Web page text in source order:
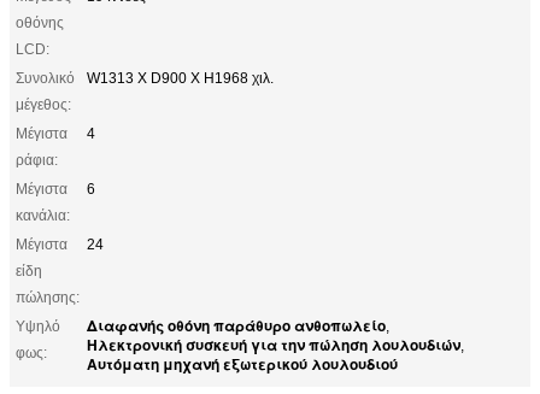
οθόνης
LCD:
Συνολικό
μέγεθος:
W1313 Χ D900 Χ H1968 χιλ.
Μέγιστα
ράφια:
4
Μέγιστα
κανάλια:
6
Μέγιστα
είδη
πώλησης:
24
Υψηλό
φως:
Διαφανής οθόνη παράθυρο ανθοπωλείο,
Ηλεκτρονική συσκευή για την πώληση λουλουδιών,
Αυτόματη μηχανή εξωτερικού λουλουδιού